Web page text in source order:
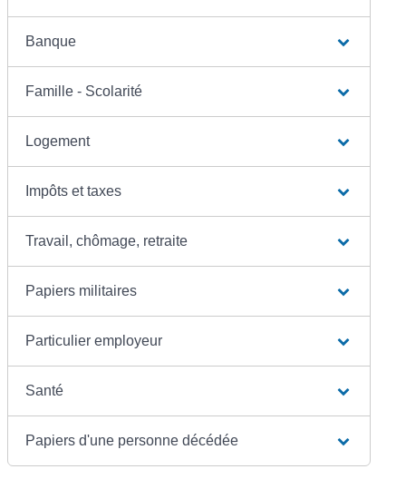
Banque
Famille - Scolarité
Logement
Impôts et taxes
Travail, chômage, retraite
Papiers militaires
Particulier employeur
Santé
Papiers d'une personne décédée